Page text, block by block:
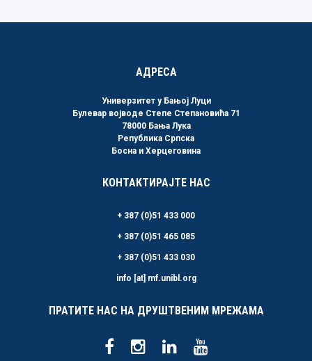
АДРЕСА
Универзитет у Бањој Луци
Булевар војводе Степе Степановића 71
78000 Бања Лука
Република Српска
Босна и Херцеговина
КОНТАКТИРАЈТЕ НАС
+ 387 (0)51 433 000
+ 387 (0)51 465 085
+ 387 (0)51 433 030
info [at] mf.unibl.org
ПРАТИТЕ НАС НА ДРУШТВЕНИМ МРЕЖАМА